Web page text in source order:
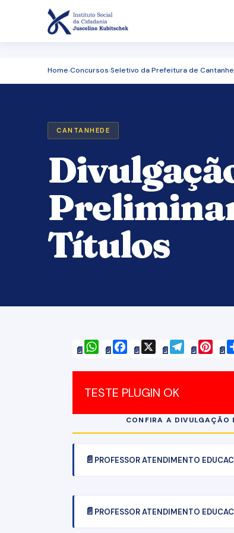
Home›Concursos›Seletivo da Prefeitura de
CANTANHEDE
Títulos
WhatsAppFacebook Telegram
TESTE PLUGIN OK
CONFIRA A DIVULGAÇÃO
PROFESSOR ATENDIMENTO
PROFESSOR ATENDIMENTO